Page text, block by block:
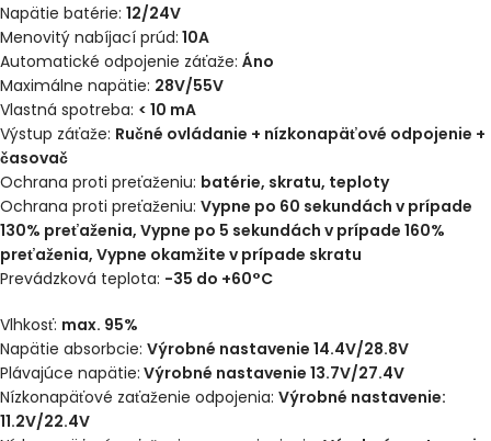
Napätie batérie: 12/24V
Menovitý nabíjací prúd: 10A
Automatické odpojenie záťaže: Áno
Maximálne napätie: 28V/55V
Vlastná spotreba: < 10 mA
Výstup záťaže: Ručné ovládanie + nízkonapäťové odpojenie +
časovač
Ochrana proti preťaženiu: batérie, skratu, teploty
Ochrana proti preťaženiu: Vypne po 60 sekundách v prípade
130% preťaženia, Vypne po 5 sekundách v prípade 160%
preťaženia, Vypne okamžite v prípade skratu
Prevádzková teplota: -35 do +60°C
Vlhkosť: max. 95%
Napätie absorbcie: Výrobné nastavenie 14.4V/28.8V
Plávajúce napätie: Výrobné nastavenie 13.7V/27.4V
Nízkonapäťové zaťaženie odpojenia: Výrobné nastavenie:
11.2V/22.4V